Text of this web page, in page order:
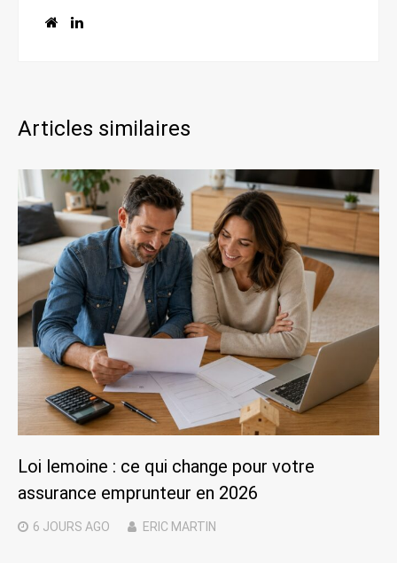
Articles similaires
Loi lemoine : ce qui change pour votre
assurance emprunteur en 2026
6 JOURS AGO ERIC MARTIN